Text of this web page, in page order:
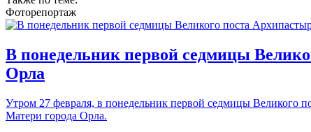
Фоторепортаж
В понедельник первой седмицы
Орла
Утром 27 февраля, в понедельник первой седмицы Великого
Матери города Орла.